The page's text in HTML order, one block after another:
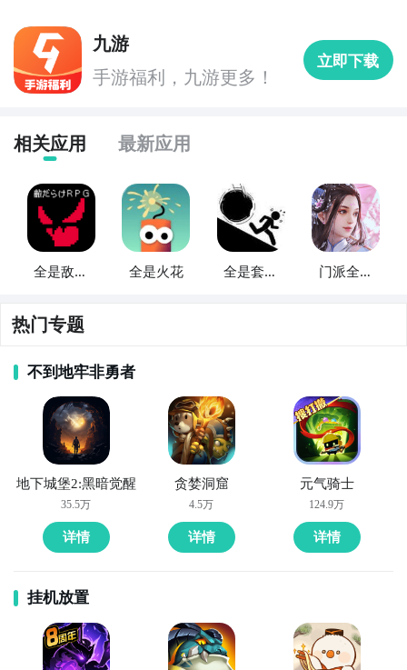
最直接的方法就是到九游APP进行下载，九游APP提供
海量的精品游戏下载，
点击进入到游戏专区中，如图所示：如图所示，这样你
就不用四处寻求游戏下载包，简简单单的两步你就可以
安装了，同时​还有大量的安卓手机游戏攻略。
九游APP下载 【高速下载】
好了，小编为大家大家提供了这两种教程是下载全是广
告的游戏2最为直接方法哦，不知道大家有没有清楚的知
道呢？想要了解更多精彩内容，不妨多多关注九游全是
广告的游戏2
九游
手游福利，九游更多！
立即下载
相关应用 最新应用
全是敌人
全是火花
全是套路
门派全是
热门专题
不到地牢非勇者
地下城堡2:黑暗觉醒
35.5万
详情
贪婪洞窟
4.5万
详情
元气骑士
124.9万
详情
挂机放置